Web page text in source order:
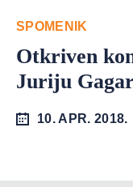
SPOMENIK
Otkriven
Juriju
10. APR. 2018.